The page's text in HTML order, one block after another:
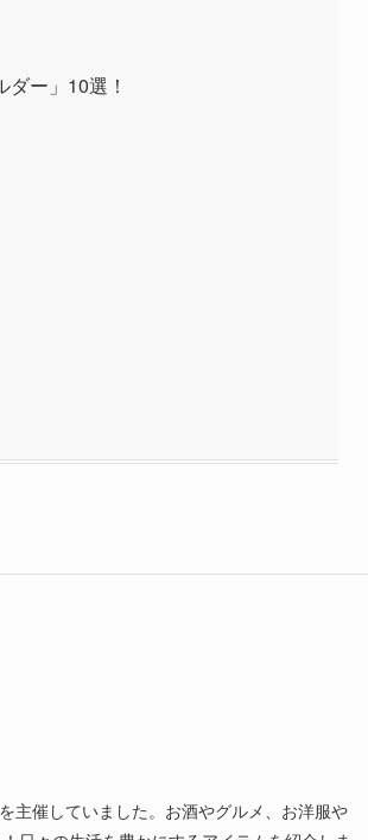
ー」10選！
主催していました。お酒やグルメ、お洋服や